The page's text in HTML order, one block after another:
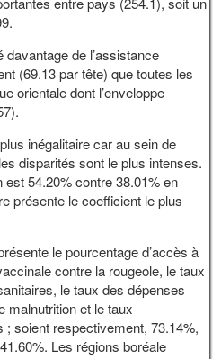
de l’assistance
(69.13 par tête) que toutes les
orientale dont l’enveloppe
inégalitaire car au sein de
disparités sont le plus intenses.
54.20% contre 38.01% en
présente le coefficient le plus
le pourcentage d’accès à
contre la rougeole, le taux
le taux des dépenses
malnutrition et le taux
; soient respectivement, 73.14%,
Les régions boréale